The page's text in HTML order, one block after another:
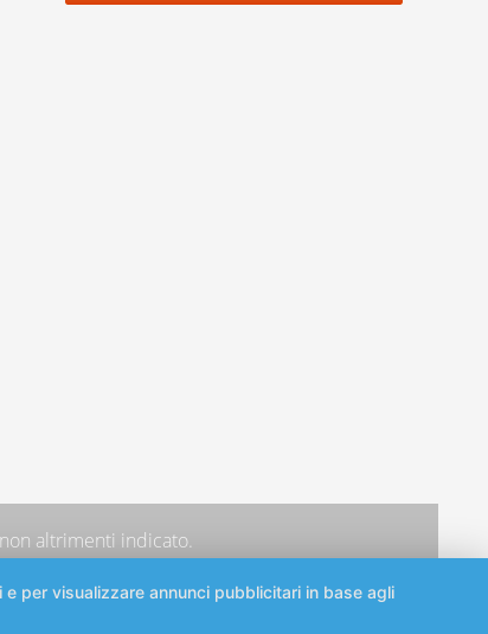
altrimenti indicato.
per visualizzare annunci pubblicitari in base agli